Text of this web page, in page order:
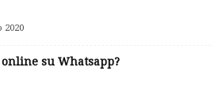
2020
su Whatsapp?